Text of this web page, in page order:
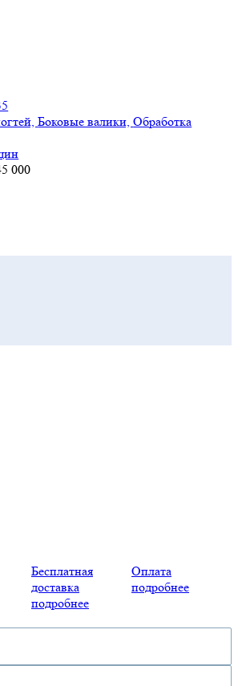
Боковые валики,Обработка
000
Бесплатная
доставка
подробнее
Оплата
подробнее